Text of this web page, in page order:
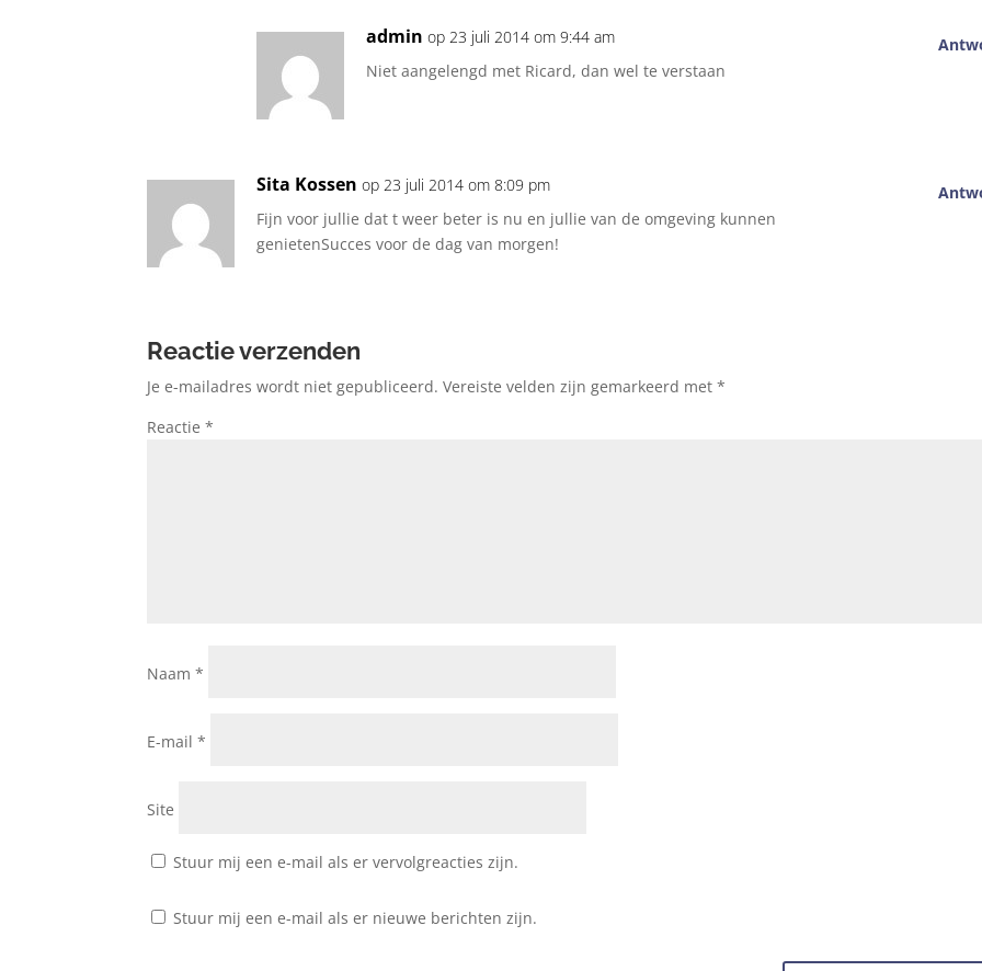
admin op 23 juli 2014 om 9:44 am
Niet aangelengd met Ricard, dan wel te verstaan
Sita Kossen op 23 juli 2014 om 8:09 pm
Fijn voor jullie dat t weer beter is nu en jullie van de omgeving kunnen
genietenSucces voor de dag van morgen!
Reactie verzenden
Je e-mailadres wordt niet gepubliceerd. Vereiste velden zijn gemarkeerd met*
Reactie*
Naam*
E-mail*
Site
Stuur mij een e-mail als er vervolgreacties zijn.
Stuur mij een e-mail als er nieuwe berichten zijn.